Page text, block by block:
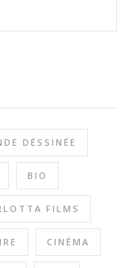
DÉSSINÉE
BIO
FILMS
CINÉMA